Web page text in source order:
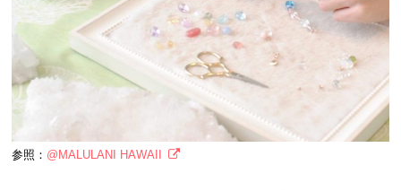
参照： @MALULANI HAWAII